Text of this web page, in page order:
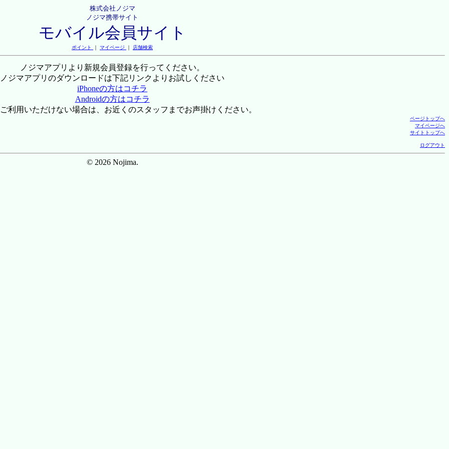
株式会社ノジマ
ノジマ携帯サイト
モバイル会員サイト
ポイント ｜ マイページ ｜ 店舗検索
ノジマアプリより新規会員登録を行ってください。
ノジマアプリのダウンロードは下記リンクよりお試しください
iPhoneの方はコチラ
Androidの方はコチラ
利用いただけない場合は、お近くのスタッフまでお声掛けください。
ページトップへ
マイページへ
サイトトップへ
ログアウト
© 2026 Nojima.